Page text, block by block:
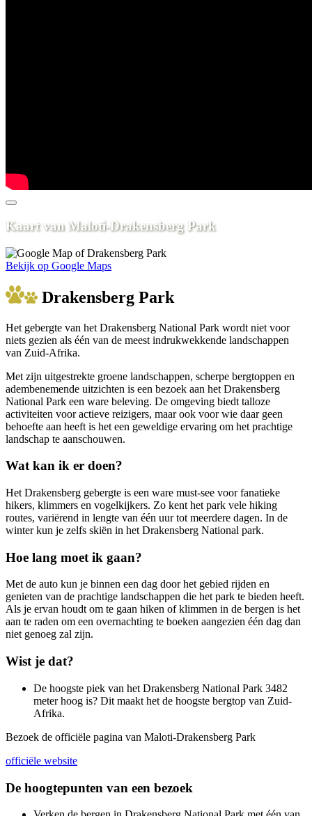
Kaart van Maloti-Drakensberg Park
Bekijk op Google Maps
Drakensberg Park
Het gebergte van het Drakensberg National Park wordt niet voor
niets gezien als één van de meest indrukwekkende landschappen
van Zuid-Afrika.
Met zijn uitgestrekte groene landschappen, scherpe bergtoppen en
adembenemende uitzichten is een bezoek aan het Drakensberg
National Park een ware beleving. De omgeving biedt talloze
activiteiten voor actieve reizigers, maar ook voor wie daar geen
behoefte aan heeft is het een geweldige ervaring om het prachtige
landschap te aanschouwen.
Wat kan ik er doen?
Het Drakensberg gebergte is een ware must-see voor fanatieke
hikers, klimmers en vogelkijkers. Zo kent het park vele hiking
routes, variërend in lengte van één uur tot meerdere dagen. In de
winter kun je zelfs skiën in het Drakensberg National park.
Hoe lang moet ik gaan?
Met de auto kun je binnen een dag door het gebied rijden en
genieten van de prachtige landschappen die het park te bieden heeft.
Als je ervan houdt om te gaan hiken of klimmen in de bergen is het
aan te raden om een overnachting te boeken aangezien één dag dan
niet genoeg zal zijn.
Wist je dat?
De hoogste piek van het Drakensberg National Park 3482
meter hoog is? Dit maakt het de hoogste bergtop van Zuid-
Afrika.
Bezoek de officiële pagina van Maloti-Drakensberg Park
officiële website
De hoogtepunten van een bezoek